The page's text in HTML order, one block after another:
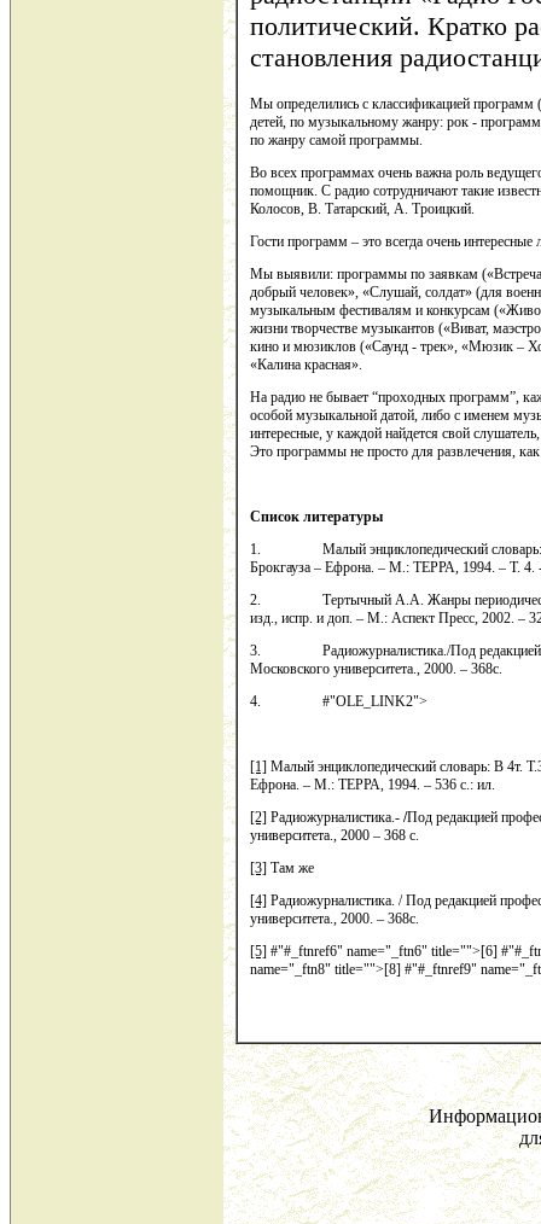
политический. Кратко
становления
Мы определились с классификацией
детей, по музыкальному жанру: рок -
по жанру самой программы.
Во всех программах очень важна роль
помощник. С радио сотрудничают такие
Колосов, В. Татарский, А. Троицкий.
Гости программ – это всегда очень интересные
Мы выявили: программы по заявкам («Встреча
добрый человек», «Слушай, солдат» (для
музыкальным фестивалям и конкурсам
жизни творчестве музыкантов («Виват,
кино и мюзиклов («Саунд - трек», «Мюзик –
«Калина красная».
На радио не бывает “проходных программ”,
особой музыкальной датой, либо с именем
интересные, у каждой найдется свой
Это программы не просто для развлечения,
Список литературы
1. Малый энциклопедический словарь: В 4
Брокгауза – Ефрона. – М.: ТЕРРА, 1994. – Т. 4.
2. Тертычный А.А. Жанры периодической
изд., испр. и доп. – М.: Аспект Пресс, 2002. –
3. Радиожурналистика./Под редакцией
Московского университета., 2000. – 368с.
4. #"OLE_LINK2">
[1] Малый энциклопедический словарь: В 4т.
Ефрона. – М.: ТЕРРА, 1994. – 536 с.: ил.
[2] Радиожурналистика.- /Под редакцией
университета., 2000 – 368 с.
[3] Там же
[4] Радиожурналистика. / Под редакцией
университета., 2000. – 368с.
[5] #"#_ftnref6" name="_ftn6" title="">[6]
name="_ftn8" title="">[8] #"#_ftnref9"